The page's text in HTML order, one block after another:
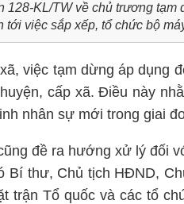
128-KL/TW về chủ trương
tới việc sắp xếp, tổ chức bộ
việc tạm dừng áp dụng
cấp xã. Điều này
nhân sự mới trong giai
đề ra hướng xử lý đối
Bí thư, Chủ tịch HĐND,
trận Tổ quốc và các tổ